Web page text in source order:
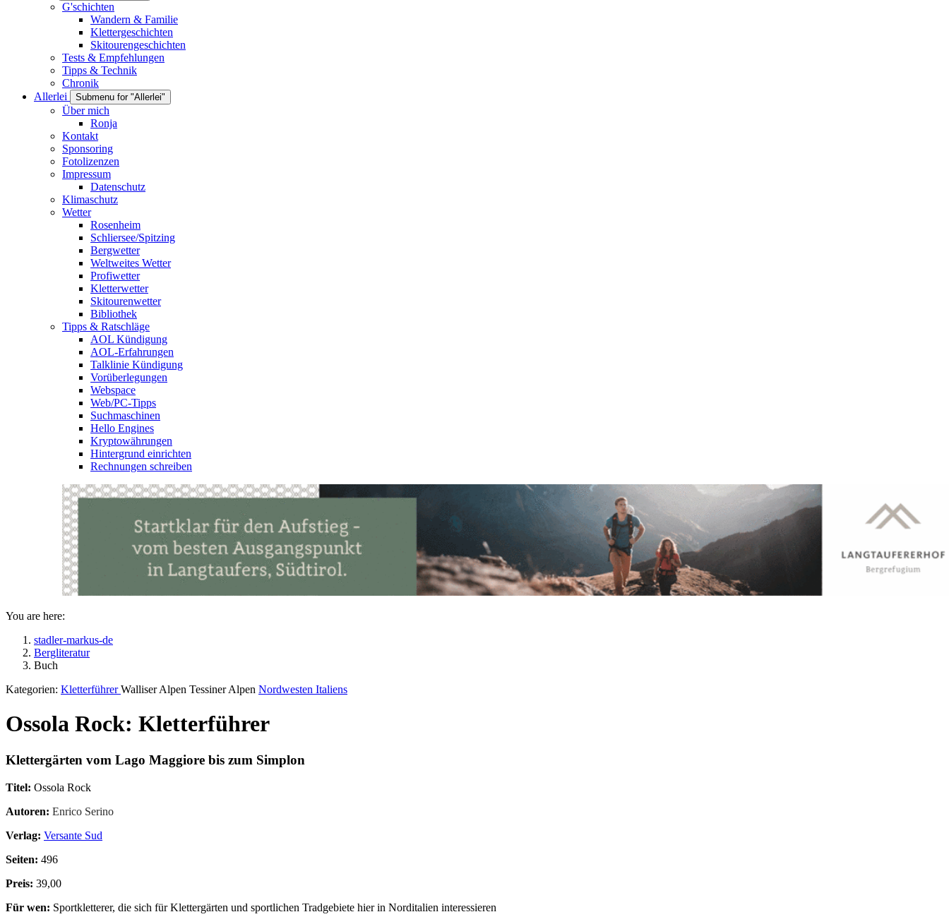
G'schichten
Wandern & Familie
Klettergeschichten
Skitourengeschichten
Tests & Empfehlungen
Tipps & Technik
Chronik
Allerlei
Submenu for "Allerlei"
Über mich
Ronja
Kontakt
Sponsoring
Fotolizenzen
Impressum
Datenschutz
Klimaschutz
Wetter
Rosenheim
Schliersee/Spitzing
Bergwetter
Weltweites Wetter
Profiwetter
Kletterwetter
Skitourenwetter
Bibliothek
Tipps & Ratschläge
AOL Kündigung
AOL-Erfahrungen
Talklinie Kündigung
Vorüberlegungen
Webspace
Web/PC-Tipps
Suchmaschinen
Hello Engines
Kryptowährungen
Hintergrund einrichten
Rechnungen schreiben
You are here:
stadler-markus-de
Bergliteratur
Buch
Kategorien: KletterführerWalliser Alpen Tessiner Alpen Nordwesten Italiens
Ossola Rock: Kletterführer
Klettergärten vom Lago Maggiore bis zum Simplon
Titel: Ossola Rock
Autoren: Enrico Serino
Verlag: Versante Sud
Seiten: 496
Preis: 39,00
Für wen: Sportkletterer, die sich für Klettergärten und sportlichen Tradgebiete hier in Norditalien interessieren